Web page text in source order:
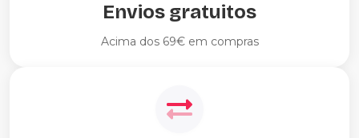
Envios gratuitos
Acima dos 69€ em compras